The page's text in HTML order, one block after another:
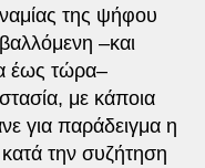
της ψήφου
–και
έως τώρα–
με κάποια
για παράδειγμα η
την συζήτηση